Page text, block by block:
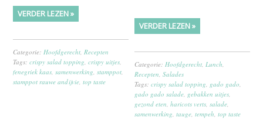
VERDER LEZEN »
Categorie: Hoofdgerecht Recepten
Tags:crispy salad topping ,crispy uitjes
fenegriek kaas ,samenwerking ,stamppot
stamppot rauwe andijvie ,top taste
VERDER LEZEN »
Categorie: Hoofdgerecht Lunch
Recepten ,Salades
Tags:crispy salad topping gado gado
gado gado salade gebakken uitjes
gezond eten ,haricots verts ,salade
samenwerking ,tauge ,tempeh ,top taste